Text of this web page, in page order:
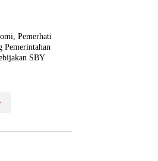
Pemerhati
Pemerintahan
SBY